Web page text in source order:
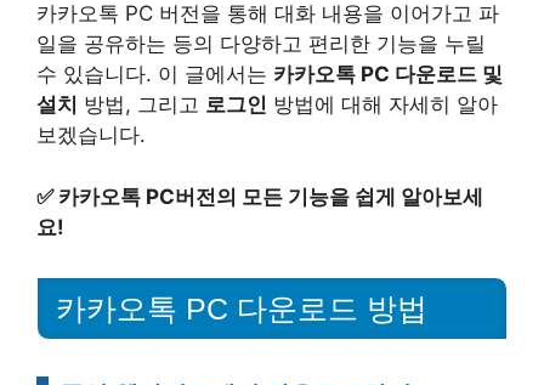
카카오톡 PC 버전을 통해 대화 내용을 이어가고 파
일을 공유하는 등의 다양하고 편리한 기능을 누릴
수 있습니다. 이 글에서는 카카오톡 PC 다운로드 및
설치 방법, 그리고 로그인 방법에 대해 자세히 알아
보겠습니다.
✅ 카카오톡 PC버전의 모든 기능을 쉽게 알아보세
요!
카카오톡 PC 다운로드 방법